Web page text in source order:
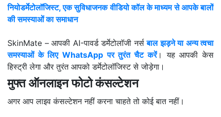
नियोडर्मेटोलॉजिस्ट, एक सुविधाजनक वीडियो कॉल के माध्यम से आपके बालों
की समस्याओं का समाधान
SkinMate – आपकी AI-पावर्ड डर्मेटोलॉजी नर्सबाल झड़ने या अन्य त्वचा
समस्याओं के लिए WhatsApp पर तुरंत चैट करें। यह आपकी केस
हिस्ट्री लेगा और तुरंत आपको डर्मेटोलॉजिस्ट से जोड़ेगा।
मुफ्त ऑनलाइन फोटो कंसल्टेशन
अगर आप लाइव कंसल्टेशन नहीं करना चाहते तो कोई बात नहीं।